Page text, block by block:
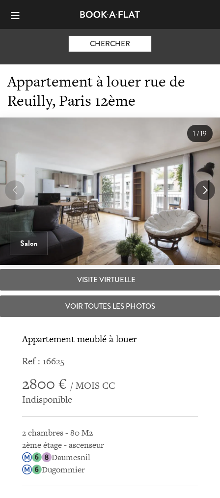
CHERCHER
Appartement à louer rue de
Reuilly, Paris 12ème
Salon
1/19
VISITE VIRTUELLE
VOIR TOUTES LES PHOTOS
Appartement meublé à louer
Ref : 16625
2800 € / MOIS CC
Indisponible
2 chambres - 80 M2
2ème étage - ascenseur
Daumesnil
Dugommier